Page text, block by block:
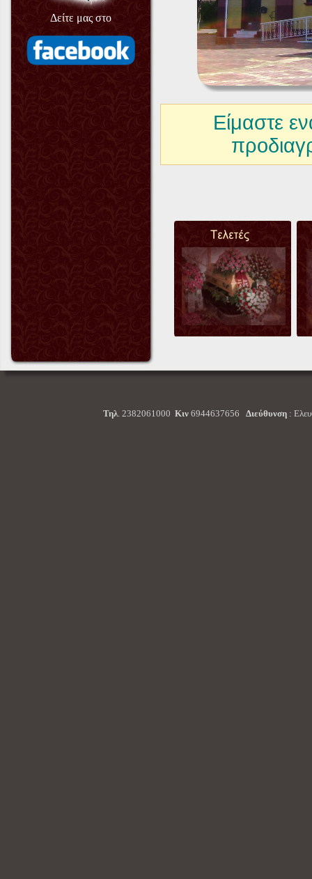
Δείτε μας στο
Είμαστε
Τηλ. 2382061000 Κιν 6944637656 Διεύθυνση :